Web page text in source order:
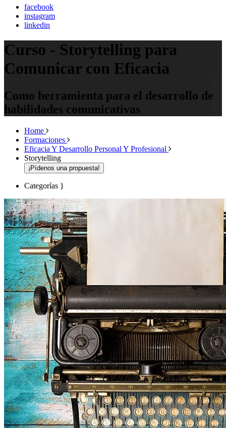
facebook
instagram
linkedin
Curso - Storytelling para
Comunicar con Eficacia
Como herramienta para el desarrollo de
habilidades comunicativas
Home
Formaciones
Eficacia Y Desarrollo Personal Y Profesional
Storytelling
¡Pídenos una propuesta!
Categorías }